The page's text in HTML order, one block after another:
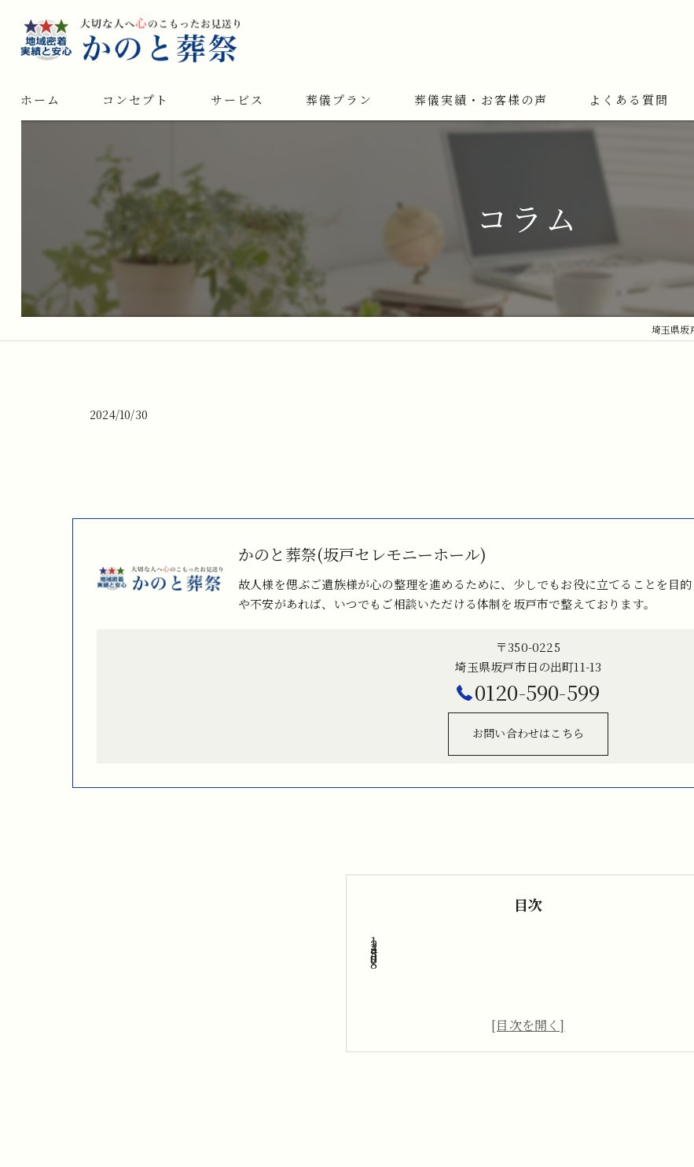
ホーム コンセプト サービス 葬儀プラン 葬儀実績・お客様の声 よくある質問
コラム
埼玉県坂
2024/10/30
かのと葬祭(坂戸セレモニーホール)
故人様を偲ぶご遺族様が心の整理を進めるために、少しでもお役に立てることを目
や不安があれば、いつでもご相談いただける体制を坂戸市で整えております。
〒350-0225
埼玉県坂戸市日の出町11-13
0120-590-599
お問い合わせはこちら
目次